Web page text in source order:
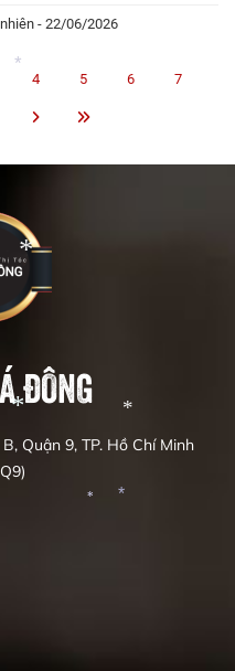
*
- 22/06/2026
4 5 6 7
ĐÔNG
Quận 9, TP. Hồ Chí Minh